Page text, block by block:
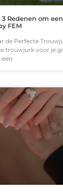
Redenen om
FEM
de Perfecte
trouwjurk voor je
een